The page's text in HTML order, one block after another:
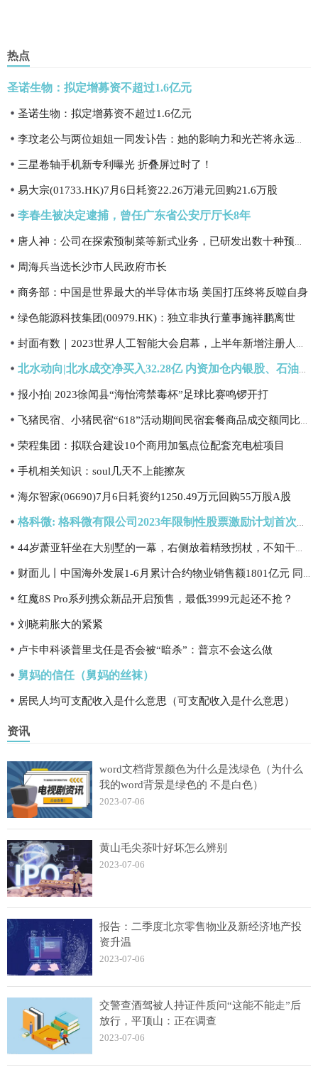
热点
圣诺生物：拟定增募资不超过1.6亿元
圣诺生物：拟定增募资不超过1.6亿元
三星卷轴手机新专利曝光 折叠屏过时了！
易大宗(01733.HK)7月6日耗资22.26万港元回购21.6万股
李春生被决定逮捕，曾任广东省公安厅厅长8年
周海兵当选长沙市人民政府市长
商务部：中国是世界最大的半导体市场 美国打压终将反噬自身
绿色能源科技集团(00979.HK)：独立非执行董事施祥鹏离世
报小拍| 2023徐闻县“海怡湾禁毒杯”足球比赛鸣锣开打
荣程集团：拟联合建设10个商用加氢点位配套充电桩项目
手机相关知识：soul几天不上能擦灰
海尔智家(06690)7月6日耗资约1250.49万元回购55万股A股
红魔8S Pro系列携众新品开启预售，最低3999元起还不抢？
刘晓莉胀大的紧紧
卢卡申科谈普里戈任是否会被“暗杀”：普京不会这么做
舅妈的信任（舅妈的丝袜）
居民人均可支配收入是什么意思（可支配收入是什么意思）
资讯
word文档背景颜色为什么是浅绿色（为什么
我的word背景是绿色的 不是白色）
2023-07-06
黄山毛尖茶叶好坏怎么辨别
2023-07-06
报告：二季度北京零售物业及新经济地产投
资升温
2023-07-06
交警查酒驾被人持证件质问“这能不能走”后
放行，平顶山：正在调查
2023-07-06